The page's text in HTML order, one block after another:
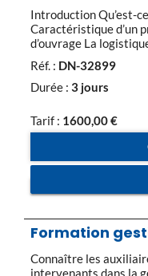
Introduction Qu’est-
Caractéristique d’un
d’ouvrage La
commande en détails
des ordres dans le
Réf. : DN-32899
Durée : 3 jours
Tarif : 1600,00€
Formation
Connaître les
intervenants dans la